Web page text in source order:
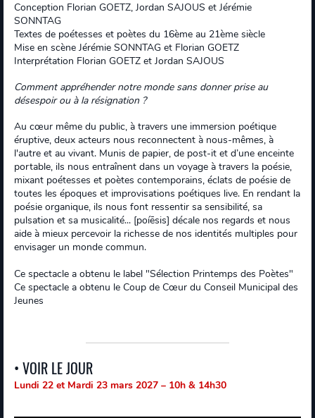
Conception Florian GOETZ, Jordan SAJOUS et Jérémie
SONNTAG
Textes de poétesses et poètes du 16ème au 21ème siècle
Mise en scène Jérémie SONNTAG et Florian GOETZ
Interprétation Florian GOETZ et Jordan SAJOUS
Comment appréhender notre monde sans donner prise au
désespoir ou à la résignation ?
Au cœur même du public, à travers une immersion poétique
éruptive, deux acteurs nous reconnectent à nous-mêmes, à
l'autre et au vivant. Munis de papier, de post-it et d’une enceinte
portable, ils nous entraînent dans un voyage à travers la poésie,
mixant poétesses et poètes contemporains, éclats de poésie de
toutes les époques et improvisations poétiques live. En rendant la
poésie organique, ils nous font ressentir sa sensibilité, sa
pulsation et sa musicalité... [poíēsis] décale nos regards et nous
aide à mieux percevoir la richesse de nos identités multiples pour
envisager un monde commun.
Ce spectacle a obtenu le label "Sélection Printemps des Poètes"
Ce spectacle a obtenu le Coup de Cœur du Conseil Municipal des
Jeunes
• VOIR LE JOUR
Lundi 22 et Mardi 23 mars 2027 – 10h & 14h30